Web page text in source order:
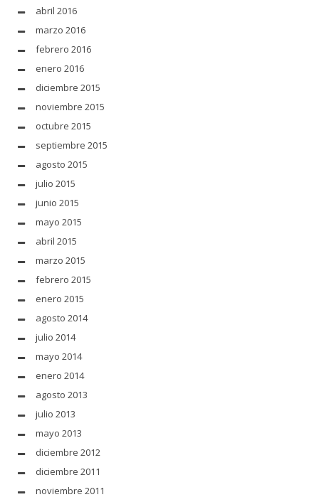
abril 2016
marzo 2016
febrero 2016
enero 2016
diciembre 2015
noviembre 2015
octubre 2015
septiembre 2015
agosto 2015
julio 2015
junio 2015
mayo 2015
abril 2015
marzo 2015
febrero 2015
enero 2015
agosto 2014
julio 2014
mayo 2014
enero 2014
agosto 2013
julio 2013
mayo 2013
diciembre 2012
diciembre 2011
noviembre 2011